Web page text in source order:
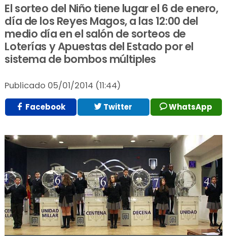
El sorteo del Niño tiene lugar el 6 de enero,
día de los Reyes Magos, a las 12:00 del
medio día en el salón de sorteos de
Loterías y Apuestas del Estado por el
sistema de bombos múltiples
Publicado 05/01/2014 (11:44)
Facebook Twitter WhatsApp